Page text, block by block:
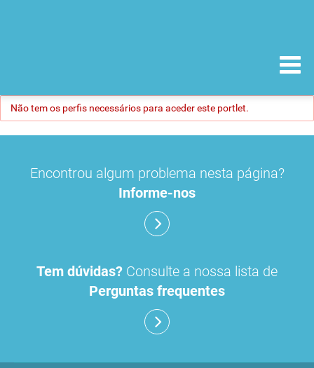
Não tem os perfis necessários para aceder este portlet.
Encontrou algum problema nesta página?
Informe-nos
Tem dúvidas? Consulte a nossa lista de
Perguntas frequentes